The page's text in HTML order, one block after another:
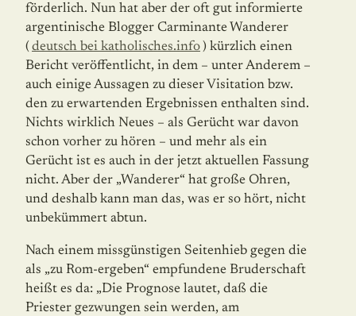
förderlich. Nun hat aber der oft gut informierte
argentinische Blogger Carmi­nante Wanderer
( deutsch bei katholisches.info ) kürzlich einen
Bericht veröffentlicht, in dem – unter Anderem –
auch einige Aussagen zu dieser Visitation bzw.
den zu erwartenden Ergebnissen enthalten sind.
Nichts wirklich Neues – als Gerücht war davon
schon vorher zu hören – und mehr als ein
Gerücht ist es auch in der jetzt aktuellen Fassung
nicht. Aber der „Wanderer“ hat große Ohren,
und deshalb kann man das, was er so hört, nicht
unbekümmert abtun.
Nach einem missgünstigen Seitenhieb gegen die
als „zu Rom-ergeben“ empfundene Bruderschaft
heißt es da: „Die Prognose lautet, daß die
Priester gezwungen sein werden, am